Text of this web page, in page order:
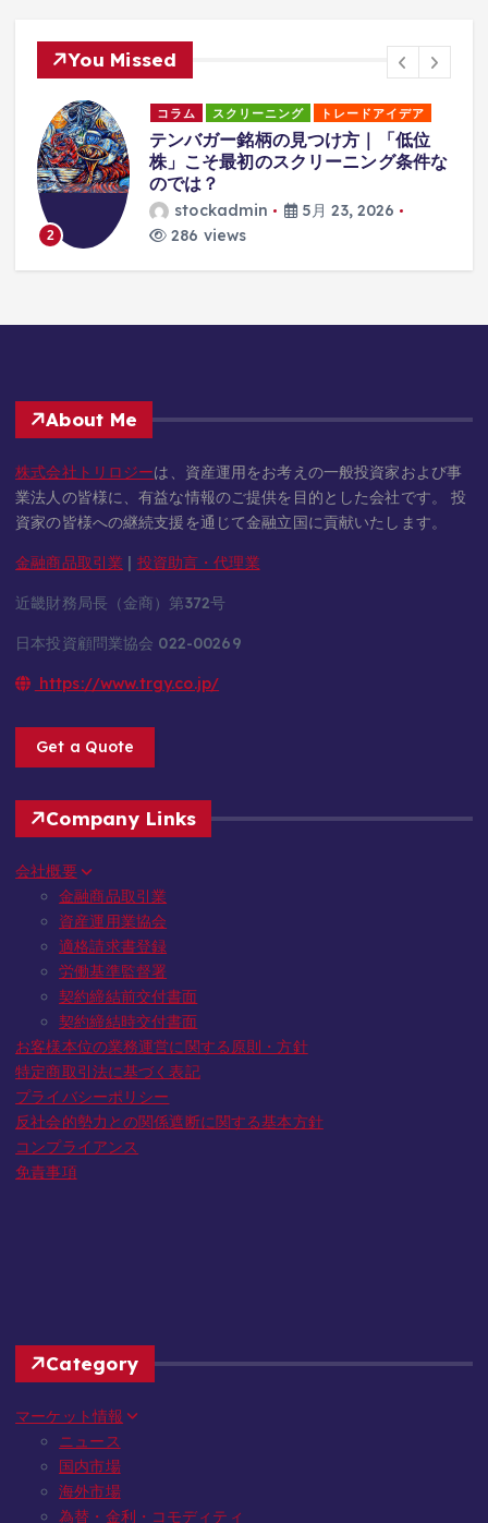
You Missed
2
コラム スクリーニング トレードアイデア
テンバガー銘柄の見つけ方｜「低位
株」こそ最初のスクリーニング条件な
のでは？
stockadmin
5月 23, 2026
286 views
About Me
株式会社トリロジーは、資産運用をお考えの一般投資家および事
業法人の皆様に、有益な情報のご提供を目的とした会社です。 投
資家の皆様への継続支援を通じて金融立国に貢献いたします。
金融商品取引業 | 投資助言・代理業
近畿財務局長（金商）第372号
日本投資顧問業協会 022-00269
https://www.trgy.co.jp/
Get a Quote
Company Links
会社概要
金融商品取引業
資産運用業協会
適格請求書登録
労働基準監督署
契約締結前交付書面
契約締結時交付書面
お客様本位の業務運営に関する原則・方針
特定商取引法に基づく表記
プライバシーポリシー
反社会的勢力との関係遮断に関する基本方針
コンプライアンス
免責事項
Category
マーケット情報
ニュース
国内市場
海外市場
為替・金利・コモディティ